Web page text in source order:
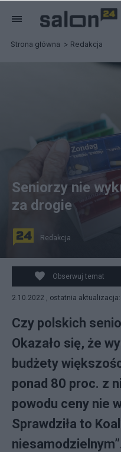
Strona główna Redakcja
Prawie 95%. badanych
obciążają ich domowy
Pixabay
Seniorzy nie
za drogie
Redakcja
Obserwuj temat
2.10.2022 , ostatnia
Czy polskich
Okazało się, że
budżety
ponad 80 proc. z
powodu ceny nie
Sprawdziła to